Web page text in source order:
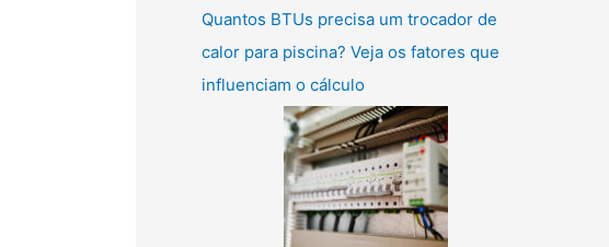
Quantos BTUs precisa um trocador de
calor para piscina? Veja os fatores que
influenciam o cálculo